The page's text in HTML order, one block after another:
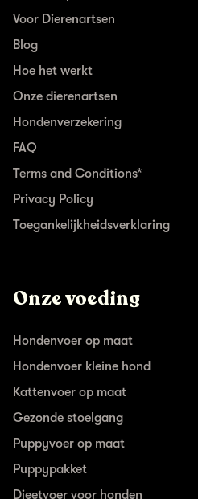
Voor Dierenartsen
Blog
Hoe het werkt
Onze dierenartsen
Hondenverzekering
FAQ
Terms and Conditions*
Privacy Policy
Toegankelijkheidsverklaring
Onze voeding
Hondenvoer op maat
Hondenvoer kleine hond
Kattenvoer op maat
Gezonde stoelgang
Puppyvoer op maat
Puppypakket
Dieetvoer voor honden